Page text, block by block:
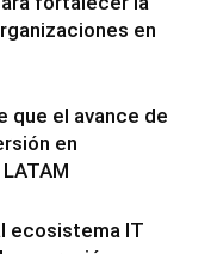
en
que el avance de
en
ecosistema IT